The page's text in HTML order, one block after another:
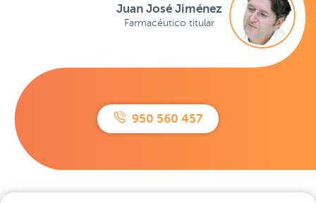
950 560 457
Juan José Jiménez
Farmacéutico titular